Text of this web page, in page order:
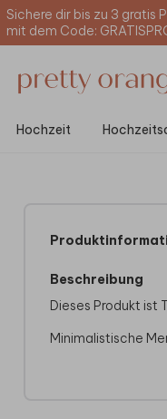
Sichere dir bis zu 3 gratis
mit dem Code:
Hochzeit
Beschreibung
Dieses Produkt ist
Minimalistische